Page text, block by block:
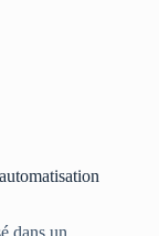
dans un